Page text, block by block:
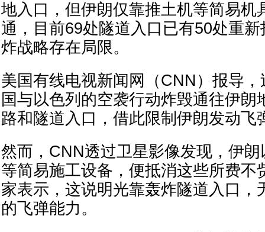
地入口，但伊朗仅靠推土机等简易机
通，目前69处隧道入口已有50处重
炸战略存在局限。
美国有线电视新闻网（CNN）报导
国与以色列的空袭行动炸毁通往伊朗
路和隧道入口，借此限制伊朗发动飞
然而，CNN透过卫星影像发现，伊
等简易施工设备，便抵消这些所费不
家表示，这说明光靠轰炸隧道入口，
的飞弹能力。